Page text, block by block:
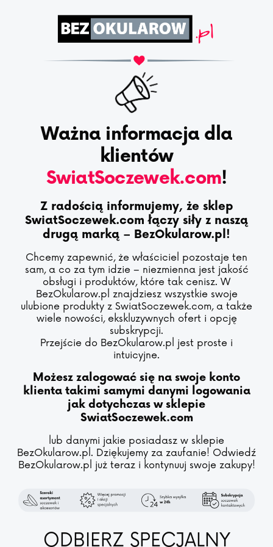
Ważna informacja dla
klientów
SwiatSoczewek.com!
Z radością informujemy, że sklep
SwiatSoczewek.com łączy siły z naszą
drugą marką – BezOkularow.pl!
Chcemy zapewnić, że właściciel pozostaje ten
sam, a co za tym idzie – niezmienna jest jakość
obsługi i produktów, które tak cenisz. W
BezOkularow.pl znajdziesz wszystkie swoje
ulubione produkty z SwiatSoczewek.com, a także
wiele nowości, ekskluzywnych ofert i opcję
subskrypcji.
Przejście do BezOkularow.pl jest proste i
intuicyjne.
Możesz zalogować się na swoje konto
klienta takimi samymi danymi logowania
jak dotychczas w sklepie
SwiatSoczewek.com
lub danymi jakie posiadasz w sklepie
BezOkularow.pl. Dziękujemy za zaufanie! Odwiedź
BezOkularow.pl już teraz i kontynuuj swoje zakupy!
ODBIERZ SPECJALNY